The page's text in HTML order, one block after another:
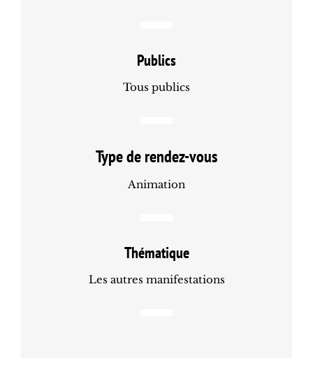
Publics
Tous publics
Type de rendez-vous
Animation
Thématique
Les autres manifestations